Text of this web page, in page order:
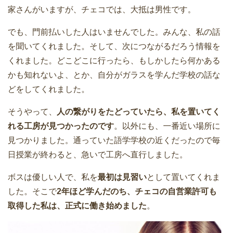
家さんがいますが、チェコでは、大抵は男性です。
でも、門前払いした人はいませんでした。みんな、私の話
を聞いてくれました。そして、次につながるだろう情報を
くれました。どこどこに行ったら、もしかしたら何かある
かも知れないよ、とか、自分がガラスを学んだ学校の話な
どをしてくれました。
そうやって、
人の繋がりをたどっていたら、私を置いてく
れる工房が見つかったのです。以外にも、一番近い場所に
見つかりました。通っていた語学学校の近くだったので毎
日授業が終わると、急いで工房へ直行しました。
ボスは優しい人で、私を最初は見習いとして置いてくれま
した。そこで2年ほど学んだのち、チェコの自営業許可も
取得した私は、正式に働き始めました。